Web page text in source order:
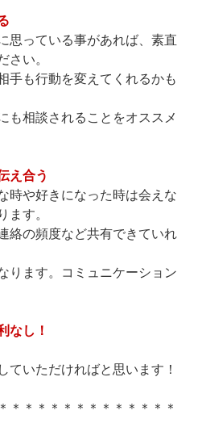
思っている事があれば、素直
さい。
手も行動を変えてくれるかも
も相談されることをオススメ
え合う
時や好きになった時は会えな
ます。
絡の頻度など共有できていれ
ります。コミュニケーション
なし！
ていただければと思います！
＊＊＊＊＊＊＊＊＊＊＊＊＊